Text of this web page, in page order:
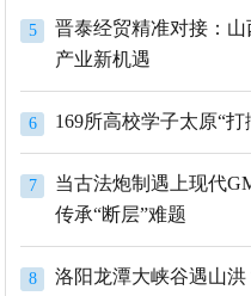
5
晋泰经贸精准对接：山
产业新机遇
6 169所高校学子太原“
7
当古法炮制遇上现代
传承“断层”难题
8
洛阳龙潭大峡谷遇山